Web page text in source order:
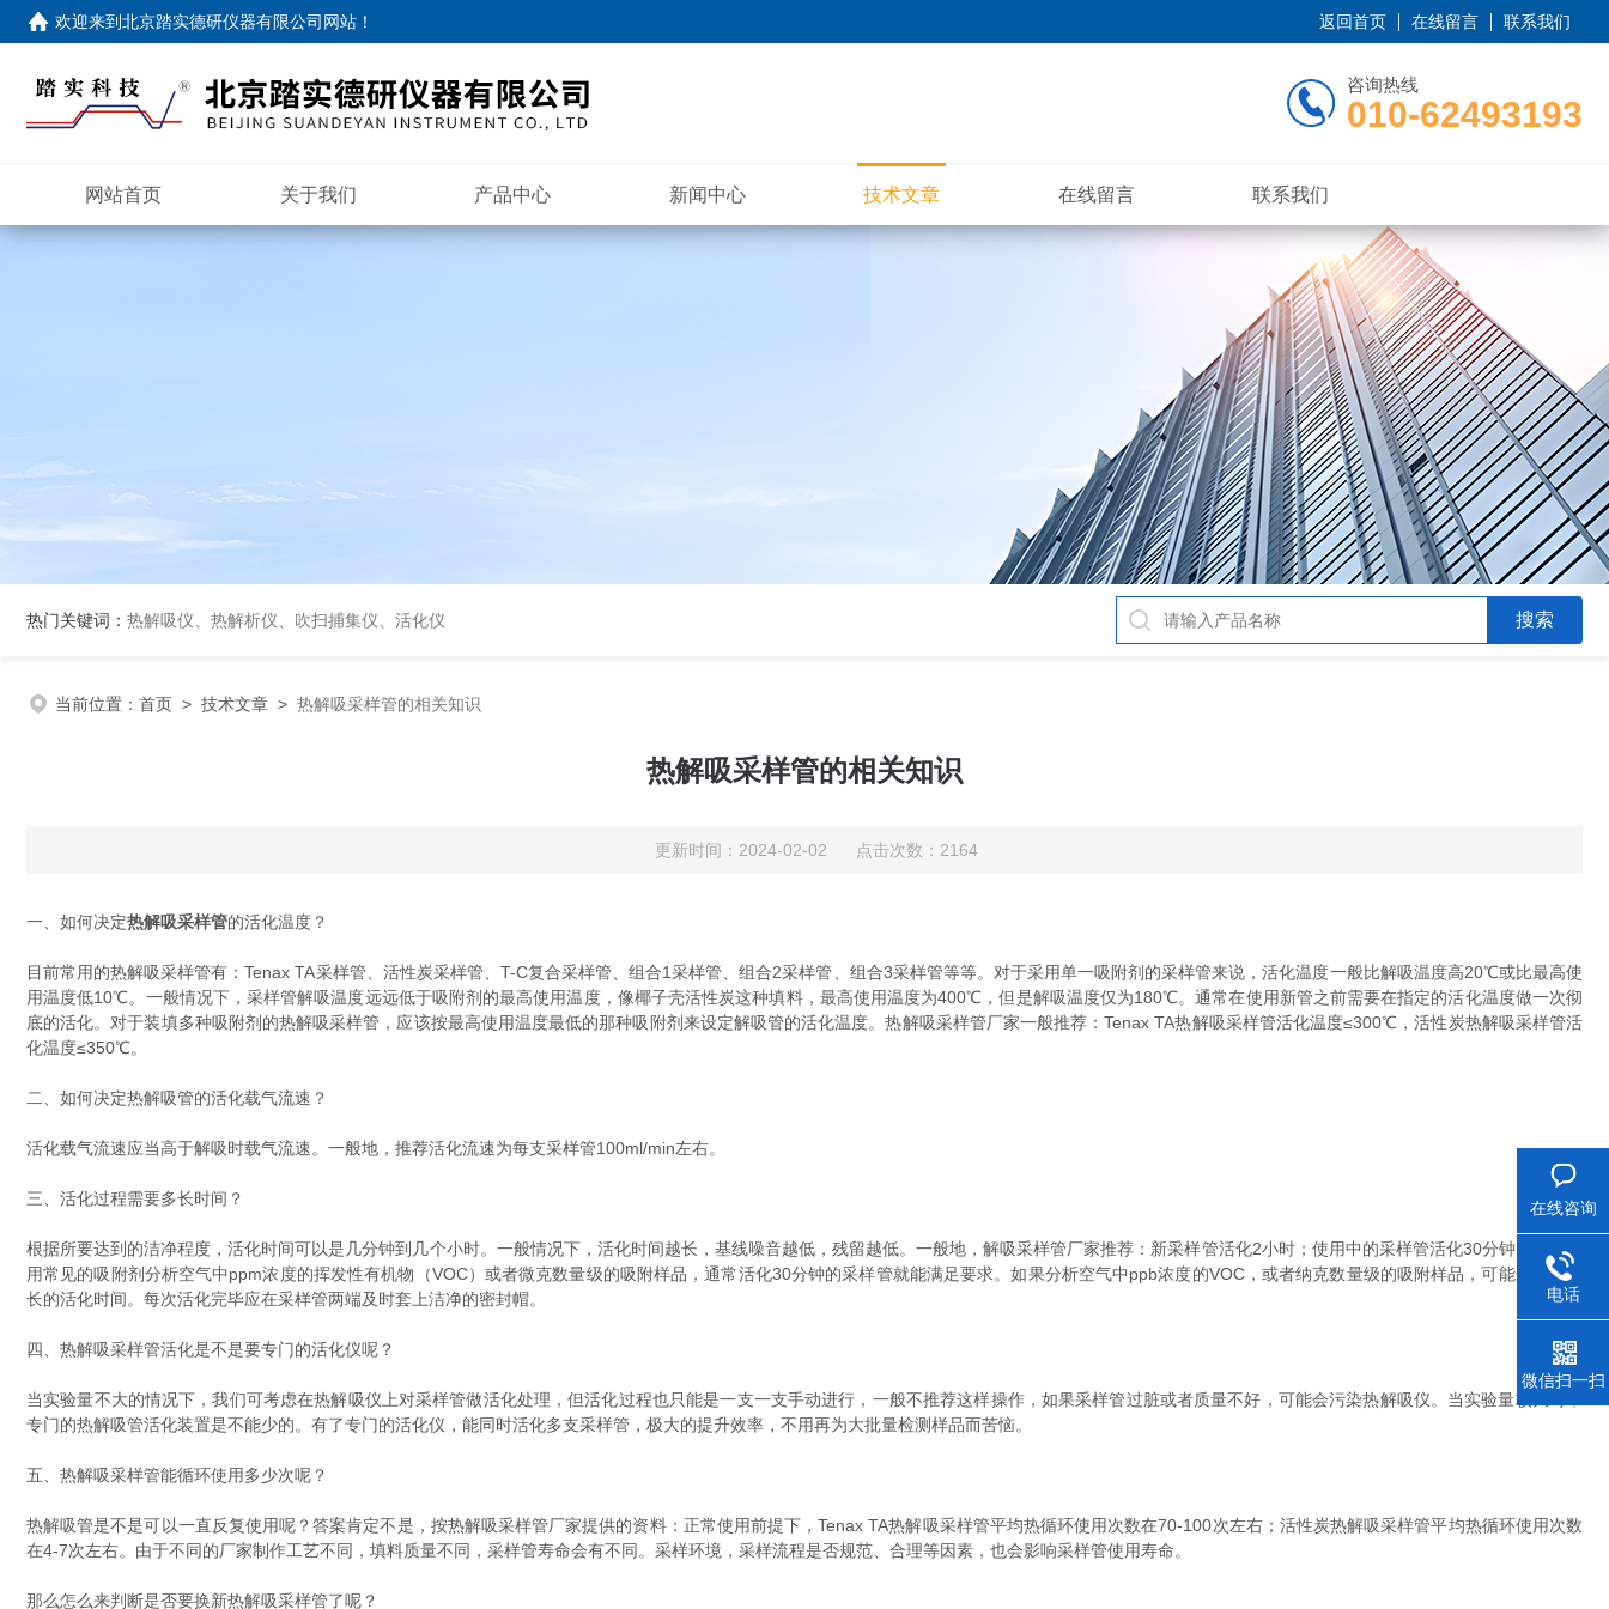
欢迎来到北京踏实德研仪器有限公司网站 ！ 返回首页 在线留言 联系我们
咨询热线
010-62493193
网站首页 关于我们 产品中心 新闻中心 技术文章 在线留言 联系我们
热门关键词： 热解吸仪、热解析仪、吹扫捕集仪、活化仪
当前位置： 首页 > 技术文章 > 热解吸采样管的相关知识
热解吸采样管的相关知识
更新时间：2024-02-02 点击次数：2164
一、如何决定热解吸采样管的活化温度？
目前常用的热解吸采样管有：Tenax TA采样管、活性炭采样管、T-C复合采样管、组合1采样管、组合2采样管、组合3采样管等等。对于采用单一吸附剂的采样管来说，活化温度一般比解吸温度高20℃或比最高使
用温度低10℃。一般情况下，采样管解吸温度远远低于吸附剂的最高使用温度，像椰子壳活性炭这种填料，最高使用温度为400℃，但是解吸温度仅为180℃。通常在使用新管之前需要在指定的活化温度做一次彻
底的活化。对于装填多种吸附剂的热解吸采样管，应该按最高使用温度最低的那种吸附剂来设定解吸管的活化温度。热解吸采样管厂家一般推荐：Tenax TA热解吸采样管活化温度≤300℃，活性炭热解吸采样管活
化温度≤350℃。
二、如何决定热解吸管的活化载气流速？
活化载气流速应当高于解吸时载气流速。一般地，推荐活化流速为每支采样管100ml/min左右。
三、活化过程需要多长时间？
根据所要达到的洁净程度，活化时间可以是几分钟到几个小时。一般情况下，活化时间越长，基线噪音越低，残留越低。一般地，解吸采样管厂家推荐：新采样管活化2小时；使用中的采样管活化30分钟。如果使
用常见的吸附剂分析空气中ppm浓度的挥发性有机物（VOC）或者微克数量级的吸附样品，通常活化30分钟的采样管就能满足要求。如果分析空气中ppb浓度的VOC，或者纳克数量级的吸附样品，可能会需要更
长的活化时间。每次活化完毕应在采样管两端及时套上洁净的密封帽。
四、热解吸采样管活化是不是要专门的活化仪呢？
当实验量不大的情况下，我们可考虑在热解吸仪上对采样管做活化处理，但活化过程也只能是一支一支手动进行，一般不推荐这样操作，如果采样管过脏或者质量不好，可能会污染热解吸仪。当实验量较大时，
专门的热解吸管活化装置是不能少的。有了专门的活化仪，能同时活化多支采样管，极大的提升效率，不用再为大批量检测样品而苦恼。
五、热解吸采样管能循环使用多少次呢？
热解吸管是不是可以一直反复使用呢？答案肯定不是，按热解吸采样管厂家提供的资料：正常使用前提下，Tenax TA热解吸采样管平均热循环使用次数在70-100次左右；活性炭热解吸采样管平均热循环使用次数
在4-7次左右。由于不同的厂家制作工艺不同，填料质量不同，采样管寿命会有不同。采样环境，采样流程是否规范、合理等因素，也会影响采样管使用寿命。
那么怎么来判断是否要换新热解吸采样管了呢？
在线咨询
电话
微信扫一扫